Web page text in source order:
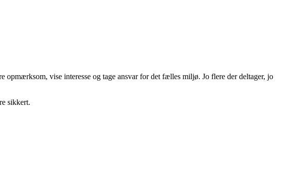
vise interesse og tage ansvar for det fælles miljø. Jo flere der deltager, jo
sikkert.